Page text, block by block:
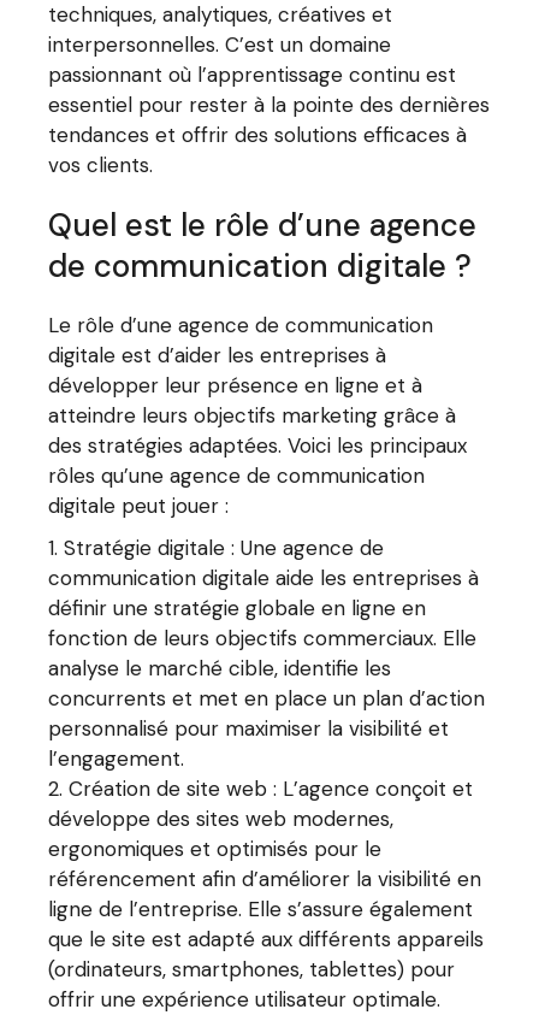
techniques, analytiques, créatives et
interpersonnelles. C’est un domaine
passionnant où l’apprentissage continu est
essentiel pour rester à la pointe des dernières
tendances et offrir des solutions efficaces à
vos clients.
Quel est le rôle d’une agence
de communication digitale ?
Le rôle d’une agence de communication
digitale est d’aider les entreprises à
développer leur présence en ligne et à
atteindre leurs objectifs marketing grâce à
des stratégies adaptées. Voici les principaux
rôles qu’une agence de communication
digitale peut jouer :
Stratégie digitale : Une agence de
communication digitale aide les entreprises à
définir une stratégie globale en ligne en
fonction de leurs objectifs commerciaux. Elle
analyse le marché cible, identifie les
concurrents et met en place un plan d’action
personnalisé pour maximiser la visibilité et
l’engagement.
Création de site web : L’agence conçoit et
développe des sites web modernes,
ergonomiques et optimisés pour le
référencement afin d’améliorer la visibilité en
ligne de l’entreprise. Elle s’assure également
que le site est adapté aux différents appareils
(ordinateurs, smartphones, tablettes) pour
offrir une expérience utilisateur optimale.